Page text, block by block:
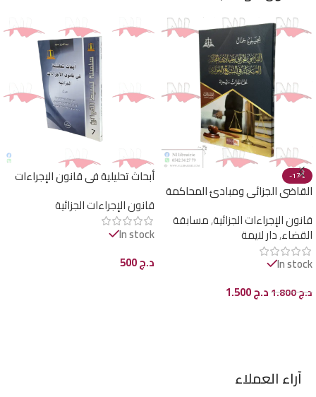
-17%
القاضي الجزائي ومبادئ المحاكمة
قانون الإجراءات الجزائية,مسابقة
القضاء,دار لايمة
In stock
د.ج1.800 د.ج
أبحاث تحليلية في قانون الإجراءات
قانون الإجراءات الجزائية
In stock
د.ج
آراء العملاء